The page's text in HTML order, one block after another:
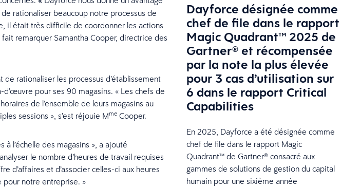
rationaliser beaucoup notre processus de
il était très difficile de coordonner les actions
remarquer Samantha Cooper, directrice des
de rationaliser les processus d’établissement
pour ses 90 magasins. « Les chefs de
de l’ensemble de leurs magasins au
sessions », s’est réjouie MmeCooper.
à l’échelle des magasins », a ajouté
le nombre d’heures de travail requises
d’affaires et d’associer celles-ci aux heures
pour notre entreprise. »
Dayforce désignée comme
chef de file dans le rapport
Magic Quadrant™ 2025 de
Gartner® et récompensée
par la note la plus élevée
pour 3 cas d’utilisation sur
6 dans le rapport Critical
Capabilities
En 2025, Dayforce a été désignée comme
chef de file dans le rapport Magic
Quadrant™ de Gartner® consacré aux
gammes de solutions de gestion du capital
humain pour une sixième année